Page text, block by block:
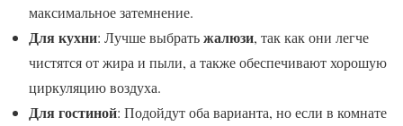
максимальное затемнение.
Для кухни: Лучше выбратьжалюзи, так как они легче
чистятся от жира и пыли, а также обеспечивают хорошую
циркуляцию воздуха.
Для гостиной: Подойдут оба варианта, но если в комнате